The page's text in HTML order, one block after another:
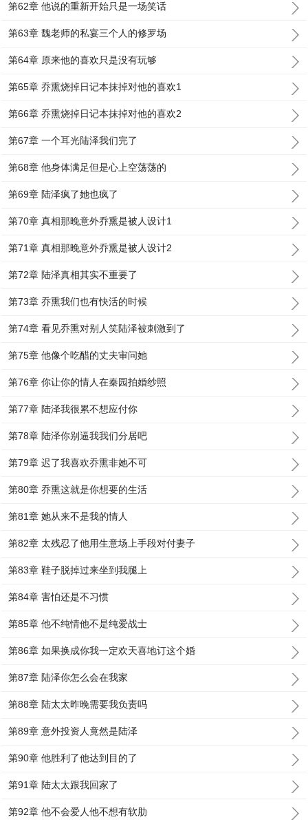
第62章 他说的重新开始只是一场笑话
第63章 魏老师的私宴三个人的修罗场
第64章 原来他的喜欢只是没有玩够
第65章 乔熏烧掉日记本抹掉对他的喜欢1
第66章 乔熏烧掉日记本抹掉对他的喜欢2
第67章 一个耳光陆泽我们完了
第68章 他身体满足但是心上空荡荡的
第69章 陆泽疯了她也疯了
第70章 真相那晚意外乔熏是被人设计1
第71章 真相那晚意外乔熏是被人设计2
第72章 陆泽真相其实不重要了
第73章 乔熏我们也有快活的时候
第74章 看见乔熏对别人笑陆泽被刺激到了
第75章 他像个吃醋的丈夫审问她
第76章 你让你的情人在秦园拍婚纱照
第77章 陆泽我很累不想应付你
第78章 陆泽你别逼我我们分居吧
第79章 迟了我喜欢乔熏非她不可
第80章 乔熏这就是你想要的生活
第81章 她从来不是我的情人
第82章 太残忍了他用生意场上手段对付妻子
第83章 鞋子脱掉过来坐到我腿上
第84章 害怕还是不习惯
第85章 他不纯情他不是纯爱战士
第86章 如果换成你我一定欢天喜地订这个婚
第87章 陆泽你怎么会在我家
第88章 陆太太昨晚需要我负责吗
第89章 意外投资人竟然是陆泽
第90章 他胜利了他达到目的了
第91章 陆太太跟我回家了
第92章 他不会爱人他不想有软肋